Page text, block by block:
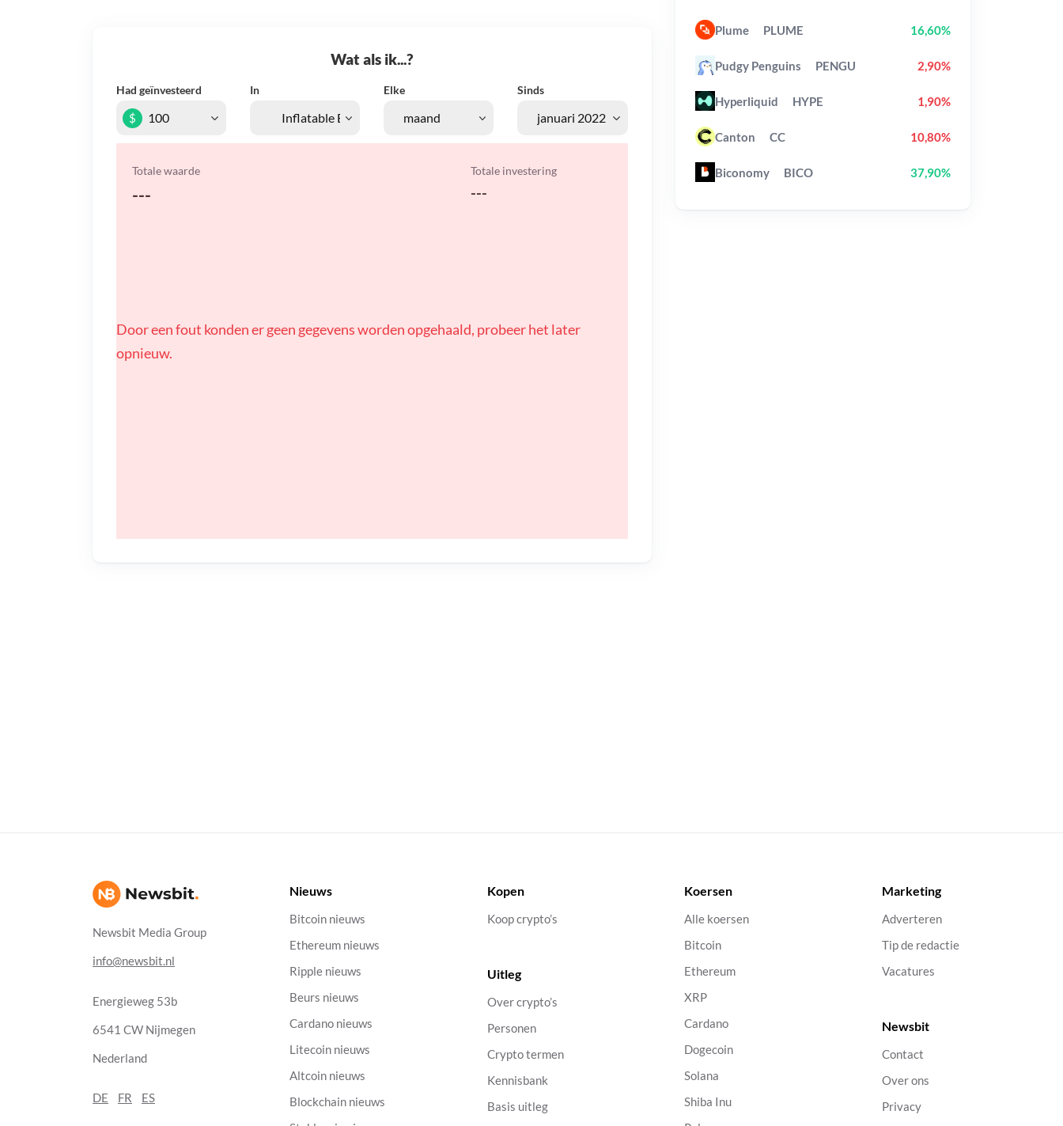
Wat als ik...?
Had geïnvesteerd In Elke Sinds
$
Totale waarde
---
Totale investering
---
Door een fout konden er geen gegevens worden opgehaald, probeer het later
opnieuw.
Plume PLUME 16,60%
Pudgy Penguins PENGU 2,90%
Hyperliquid HYPE 1,90%
Canton CC 10,80%
Biconomy BICO 37,90%
Newsbit Media Group
info@newsbit.nl
Energieweg 53b
6541 CW Nijmegen
Nederland
DE FR ES
Nieuws
Bitcoin nieuws
Ethereum nieuws
Ripple nieuws
Beurs nieuws
Cardano nieuws
Litecoin nieuws
Altcoin nieuws
Blockchain nieuws
Kopen
Koop crypto’s
Uitleg
Over crypto’s
Personen
Crypto termen
Kennisbank
Basis uitleg
Koersen
Alle koersen
Bitcoin
Ethereum
XRP
Cardano
Dogecoin
Solana
Shiba Inu
Marketing
Adverteren
Tip de redactie
Vacatures
Newsbit
Contact
Over ons
Privacy